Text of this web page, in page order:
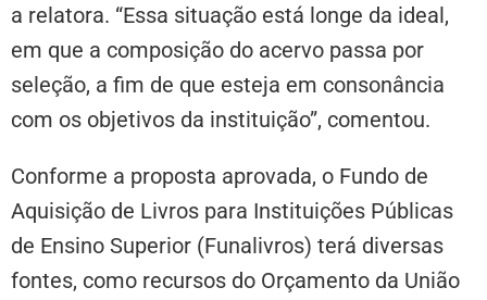
a relatora. “Essa situação está longe da ideal,
em que a composição do acervo passa por
seleção, a fim de que esteja em consonância
com os objetivos da instituição”, comentou.
Conforme a proposta aprovada, o Fundo de
Aquisição de Livros para Instituições Públicas
de Ensino Superior (Funalivros) terá diversas
fontes, como recursos do Orçamento da União